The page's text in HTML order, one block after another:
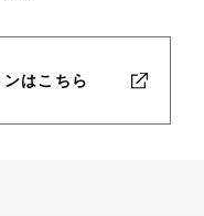
はこちら